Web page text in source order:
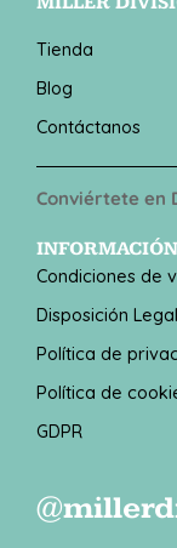
Tienda
Blog
Contáctanos
Conviértete en
INFORMACIÓN
Condiciones de
Disposición Legal
Política de
Política de
GDPR